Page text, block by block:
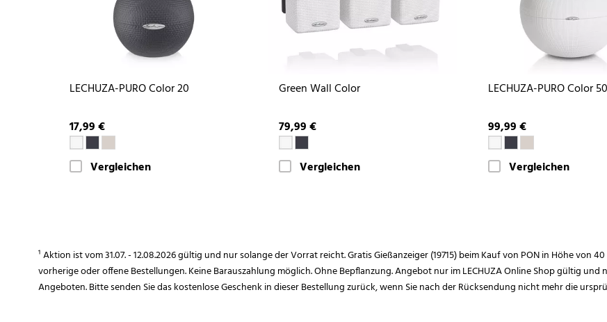
LECHUZA-PURO Color 20
17,99 €
Vergleichen
Green Wall Color
79,99 €
Vergleichen
LECHUZA-PURO Color 50
99,99 €
Vergleichen
¹ Aktion ist vom 31.07. - 12.08.2026 gültig und nur solange der Vorrat reicht. Gratis Gießanzeiger (19715) beim Kauf von PON in Höhe
vorherige oder offene Bestellungen. Keine Barauszahlung möglich. Ohne Bepflanzung. Angebot nur im LECHUZA Online Shop gültig
Angeboten. Bitte senden Sie das kostenlose Geschenk in dieser Bestellung zurück, wenn Sie nach der Rücksendung nicht mehr die